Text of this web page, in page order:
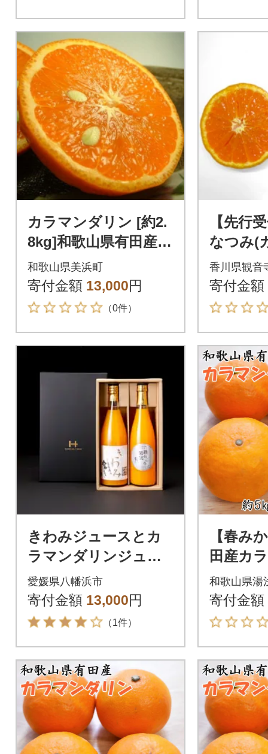
カラマンダリン [約2.
8kg]和歌山県有田産春
みかん(果実サイズお
まかせ)
和歌山県美浜町
寄付金額 13,000円
（0件）
【先行
なつみ(
ン) 約
香川県観音
寄付金額
きわみジュースとカ
ラマンダリンジュー
スのセット【C19-9】
愛媛県八幡浜市
寄付金額 13,000円
（1件）
【春み
田産カ
約5kg(
せ)【湯
和歌山県湯
寄付金額